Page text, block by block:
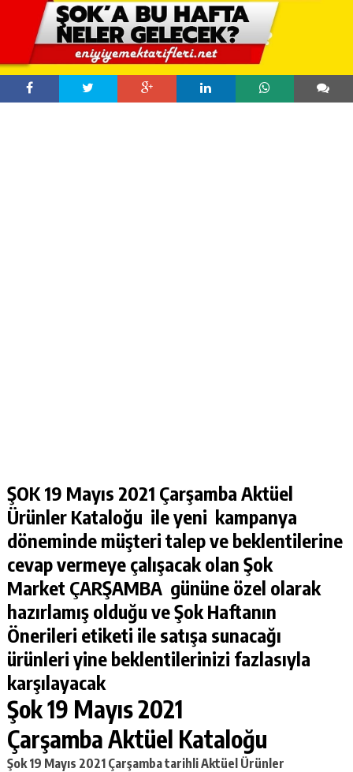
ŞOK 19 Mayıs 2021 Çarşamba Aktüel
Ürünler Kataloğu ile yeni kampanya
döneminde müşteri talep ve beklentilerine
cevap vermeye çalışacak olan Şok
Market ÇARŞAMBA gününe özel olarak
hazırlamış olduğu ve Şok Haftanın
Önerileri etiketi ile satışa sunacağı
ürünleri yine beklentilerinizi fazlasıyla
karşılayacak
Şok 19 Mayıs 2021
Çarşamba Aktüel Kataloğu
Şok 19 Mayıs 2021 Çarşambatarihli Aktüel Ürünler